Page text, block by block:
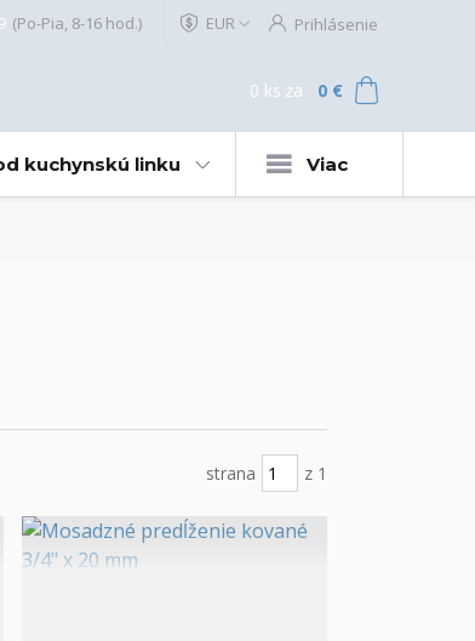
EUR Prihlásenie
(Po-Pia, 8-16 hod.)
0 ks za 0 €
kuchynskú linku Viac
strana z 1